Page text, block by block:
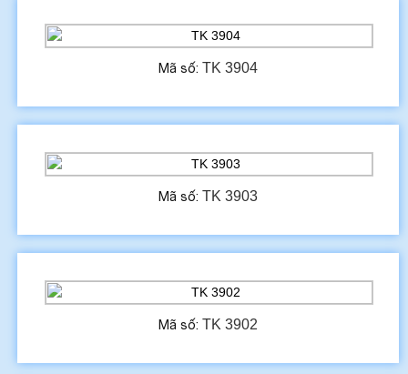
Mã số: TK 3904
Mã số: TK 3903
Mã số: TK 3902